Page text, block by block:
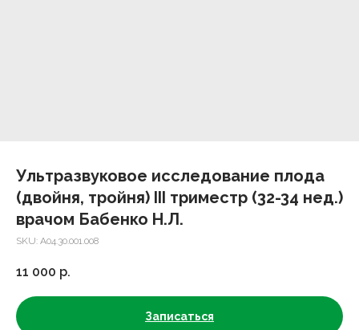
Ультразвуковое исследование плода
(двойня, тройня) III триместр (32-34 нед.)
врачом Бабенко Н.Л.
SKU: A04.30.001.008
11 000 р.
Записаться